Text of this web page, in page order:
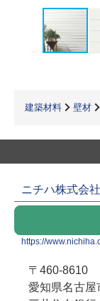
建築材料 壁材
ニチハ株式会社
https://
〒460-8610
愛知県名古屋